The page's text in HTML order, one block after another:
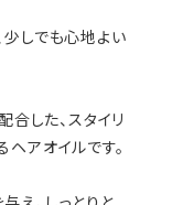
少しでも心地よい
した、スタイリ
アオイルです。